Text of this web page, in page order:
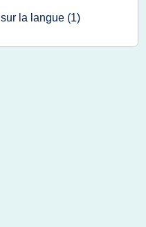
sur la langue (1)